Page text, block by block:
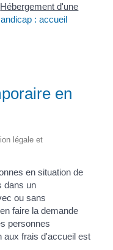
Hébergement d'une
: accueil
en
légale et
en situation de
dans un
ou sans
faire la demande
personnes
aux frais d'accueil est